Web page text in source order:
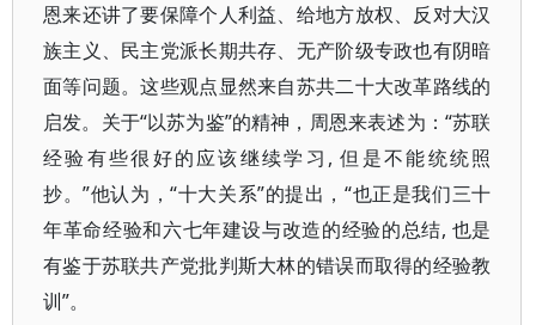
恩来还讲了要保障个人利益、给地方放权、反对大汉
族主义、民主党派长期共存、无产阶级专政也有阴暗
面等问题。这些观点显然来自苏共二十大改革路线的
启发。关于“以苏为鉴”的精神，周恩来表述为：“苏联
经验有些很好的应该继续学习, 但是不能统统照
抄。”他认为，“十大关系”的提出，“也正是我们三十
年革命经验和六七年建设与改造的经验的总结, 也是
有鉴于苏联共产党批判斯大林的错误而取得的经验教
训”。